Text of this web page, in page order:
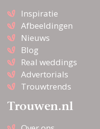
Inspiratie
Afbeeldingen
Nieuws
Blog
Real weddings
Advertorials
Trouwtrends
Trouwen.nl